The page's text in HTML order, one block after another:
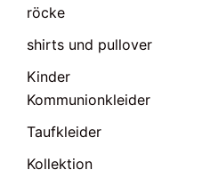
röcke
shirts und pullover
Kinder
Kommunionkleider
Taufkleider
Kollektion